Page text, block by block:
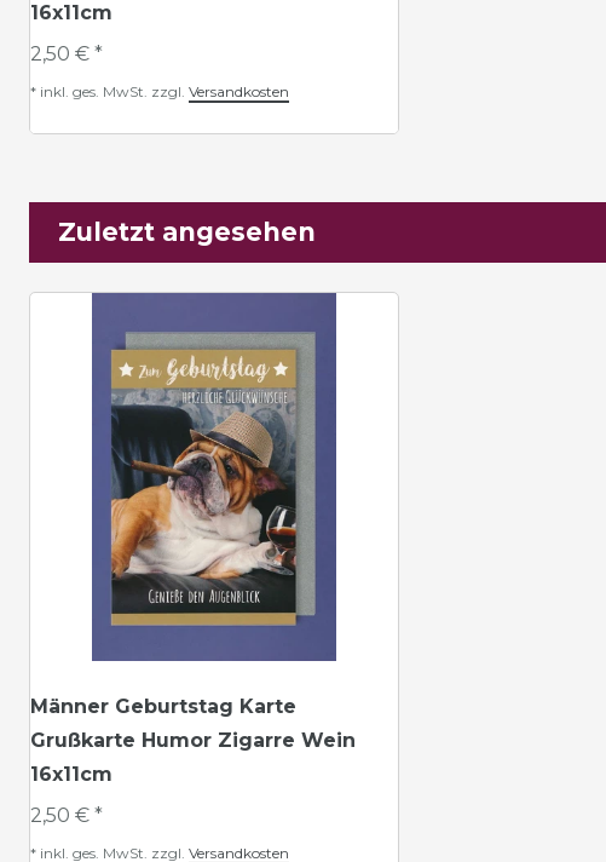
16x11cm
2,50 € *
* inkl. ges. MwSt. zzgl. Versandkosten
Zuletzt angesehen
Männer Geburtstag Karte
Grußkarte Humor Zigarre Wein
16x11cm
2,50 € *
* inkl. ges. MwSt. zzgl. Versandkosten